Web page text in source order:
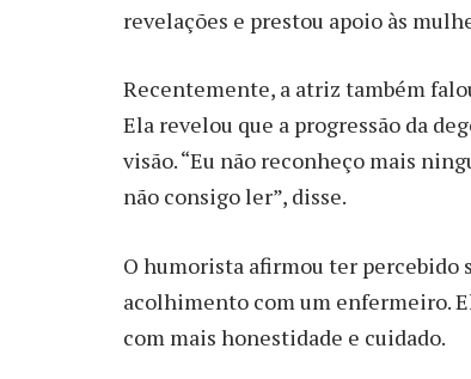
revelações e prestou apoio às
Recentemente, a atriz também
Ela revelou que a progressão da
visão. “Eu não reconheço mais
não consigo ler”, disse.
O humorista afirmou ter percebido
acolhimento com um enfermeiro.
com mais honestidade e cuidado.